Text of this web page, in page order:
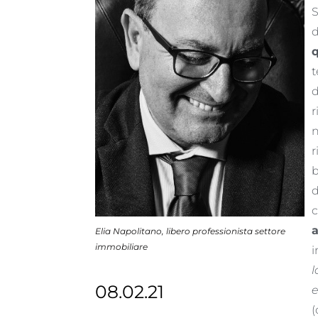
Elia Napolitano, libero professionista settore
immobiliare
08.02.21